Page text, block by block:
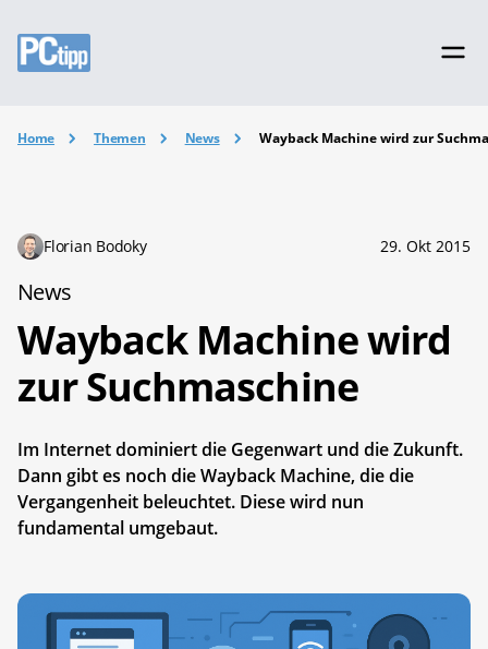
Home Themen News Wayback Machine wird zur
Florian Bodoky 29. Okt 2015
News
Wayback Machine wird
zur Suchmaschine
Im Internet dominiert die Gegenwart und die Zukunft.
Dann gibt es noch die Wayback Machine, die die
Vergangenheit beleuchtet. Diese wird nun
fundamental umgebaut.